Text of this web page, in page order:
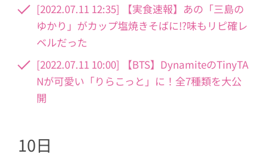
[2022.07.11 12:35] 【実食速報】あの「三島の
ゆかり」がカップ塩焼きそばに!?味もリピ確レ
ベルだった
[2022.07.11 10:00] 【BTS】DynamiteのTinyTA
Nが可愛い「りらこっと」に！全7種類を大公
開
10日